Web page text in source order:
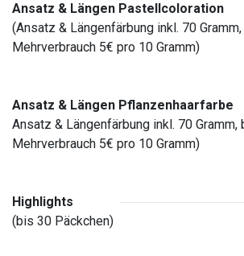
Ansatz & Längen Pastellcoloration
(Ansatz & Längenfärbung inkl. 70
Mehrverbrauch 5€ pro 10 Gramm)
Ansatz & Längen Pflanzenhaarfarbe
Ansatz & Längenfärbung inkl. 70 Gramm,
Mehrverbrauch 5€ pro 10 Gramm)
Highlights
(bis 30 Päckchen)